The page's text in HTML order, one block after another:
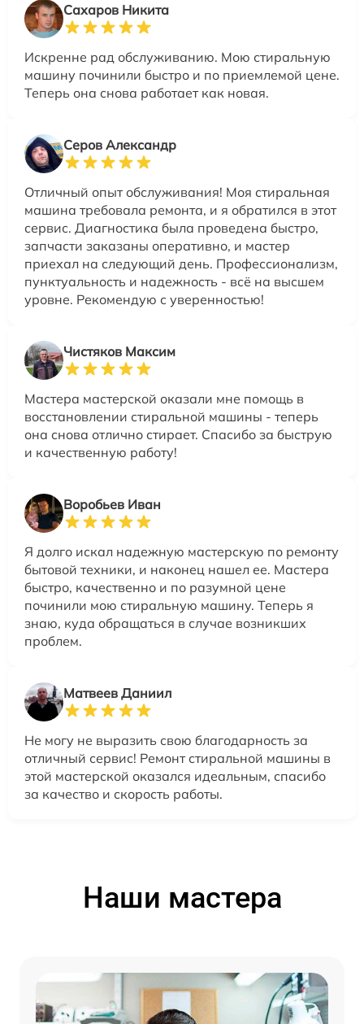
Сахаров Никита
Искренне рад обслуживанию. Мою стиральную
машину починили быстро и по приемлемой цене.
Теперь она снова работает как новая.
Серов Александр
Отличный опыт обслуживания! Моя стиральная
машина требовала ремонта, и я обратился в этот
сервис. Диагностика была проведена быстро,
запчасти заказаны оперативно, и мастер
приехал на следующий день. Профессионализм,
пунктуальность и надежность - всё на высшем
уровне. Рекомендую с уверенностью!
Чистяков Максим
Мастера мастерской оказали мне помощь в
восстановлении стиральной машины - теперь
она снова отлично стирает. Спасибо за быструю
и качественную работу!
Воробьев Иван
Я долго искал надежную мастерскую по ремонту
бытовой техники, и наконец нашел ее. Мастера
быстро, качественно и по разумной цене
починили мою стиральную машину. Теперь я
знаю, куда обращаться в случае возникших
проблем.
Матвеев Даниил
Не могу не выразить свою благодарность за
отличный сервис! Ремонт стиральной машины в
этой мастерской оказался идеальным, спасибо
за качество и скорость работы.
Наши мастера